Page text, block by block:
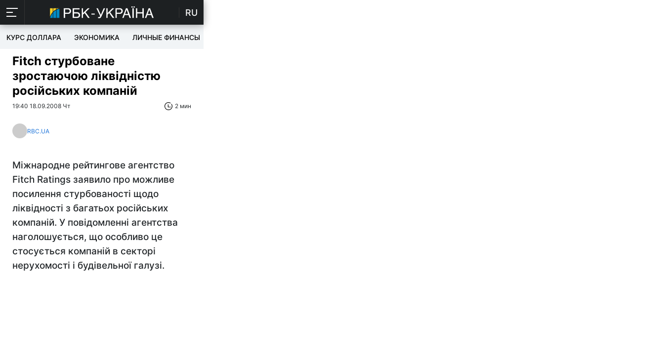
RU
КУРС ДОЛЛАРА ЭКОНОМИКА ЛИЧНЫЕ ФИНАНСЫ
Fitch стурбоване
зростаючою ліквідністю
російських компаній
19:40 18.09.2008 Чт 2 мин
RBC.UA
Міжнародне рейтингове агентство
Fitch Ratings заявило про можливе
посилення стурбованості щодо
ліквідності з багатьох російських
компаній. У повідомленні агентства
наголошується, що особливо це
стосується компаній в секторі
нерухомості і будівельної галузі.